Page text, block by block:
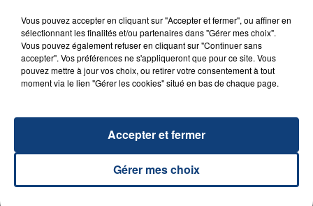
UNE ADOLESCENTE DEVANT SE FAIRE
OPÉRER DE LA CHEVILLE RESSORT DE LA...
reconnu sa responsabilité et présenté ses
excuses.
TITRES DIFFUSÉS
Vous pouvez accepter en cliquant sur "Accepter et fermer", ou affiner en
sélectionnant les finalités et/ou partenaires dans "Gérer mes choix".
Vous pouvez également refuser en cliquant sur "Continuer sans
accepter". Vos préférences ne s'appliqueront que pour ce site. Vous
pouvez mettre à jour vos choix, ou retirer votre consentement à tout
moment via le lien "Gérer les cookies" situé en bas de chaque page.
Gérer mes choix
Accepter et fermer